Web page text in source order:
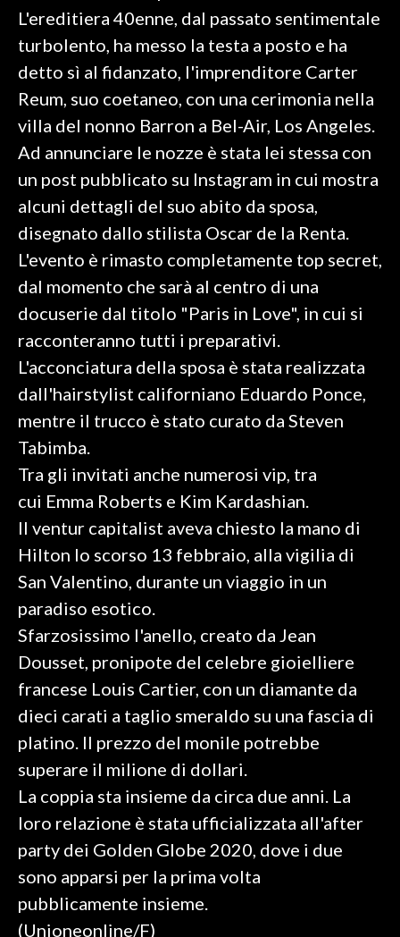
CULTURA
GOSSIP
SALUTE
SARDI NEL MONDO
NOTIZIE
EVENTI
#CARAUNIONE
3 MINUTI CON
INSULARITÀ
L'ereditiera 40enne, dal passato sentimentale
turbolento, ha messo la testa a posto e ha
detto sì al fidanzato, l'imprenditore Carter
Reum, suo coetaneo, con una cerimonia nella
villa del nonno Barron a Bel-Air, Los Angeles.
Ad annunciare le nozze è stata lei stessa con
un post pubblicato su Instagram in cui mostra
alcuni dettagli del suo abito da sposa,
disegnato dallo stilista Oscar de la Renta.
L'evento è rimasto completamente top secret,
dal momento che sarà al centro di una
docuserie dal titolo "Paris in Love", in cui si
racconteranno tutti i preparativi.
L'acconciatura della sposa è stata realizzata
dall'hairstylist californiano Eduardo Ponce,
mentre il trucco è stato curato da Steven
Tabimba.
Tra gli invitati anche numerosi vip, tra
cui Emma Roberts e Kim Kardashian.
Il ventur capitalist aveva chiesto la mano di
Hilton lo scorso 13 febbraio, alla vigilia di
San Valentino, durante un viaggio in un
paradiso esotico.
Sfarzosissimo l'anello, creato da Jean
Dousset, pronipote del celebre gioielliere
francese Louis Cartier, con un diamante da
dieci carati a taglio smeraldo su una fascia di
platino. Il prezzo del monile potrebbe
superare il milione di dollari.
La coppia sta insieme da circa due anni. La
loro relazione è stata ufficializzata all'after
party dei Golden Globe 2020, dove i due
sono apparsi per la prima volta
pubblicamente insieme.
(Unioneonline/F)